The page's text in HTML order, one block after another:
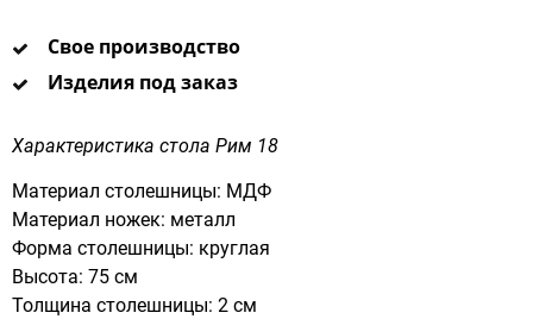
Свое производство
Изделия под заказ
Характеристика стола Рим 18
Материал столешницы: МДФ
Материал ножек: металл
Форма столешницы: круглая
Высота: 75 см
Толщина столешницы: 2 см